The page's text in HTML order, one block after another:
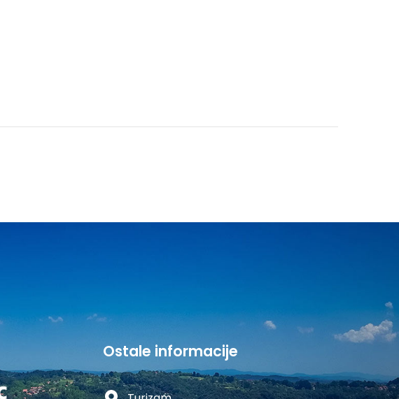
Ostale informacije